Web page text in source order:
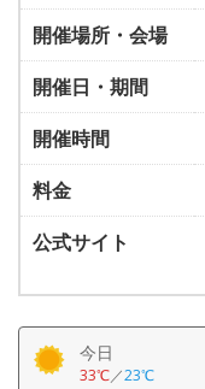
開催場所・会場
開催日・期間
開催時間
料金
公式サイト
今日
33℃／23℃